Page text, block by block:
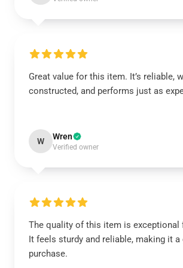
Great value for this item. It’s reliable,
constructed, and performs just as
W Wren
Verified owner
The quality of this item is exceptional
It feels sturdy and reliable, making it a
purchase.